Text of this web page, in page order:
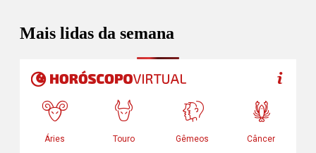
Mais lidas da semana